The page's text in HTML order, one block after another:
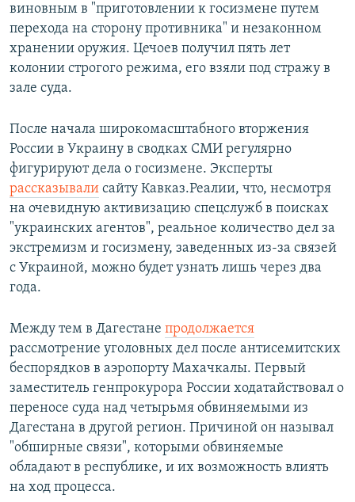
виновным в "приготовлении к госизмене путем
перехода на сторону противника" и незаконном
хранении оружия. Цечоев получил пять лет
колонии строгого режима, его взяли под стражу в
зале суда.
После начала широкомасштабного вторжения
России в Украину в сводках СМИ регулярно
фигурируют дела о госизмене. Эксперты
рассказывали сайту Кавказ.Реалии, что, несмотря
на очевидную активизацию спецслужб в поисках
"украинских агентов", реальное количество дел за
экстремизм и госизмену, заведенных из-за связей
с Украиной, можно будет узнать лишь через два
года.
Между тем в Дагестане продолжается
рассмотрение уголовных дел после антисемитских
беспорядков в аэропорту Махачкалы. Первый
заместитель генпрокурора России ходатайствовал о
переносе суда над четырьмя обвиняемыми из
Дагестана в другой регион. Причиной он называл
"обширные связи", которыми обвиняемые
обладают в республике, и их возможность влиять
на ход процесса.